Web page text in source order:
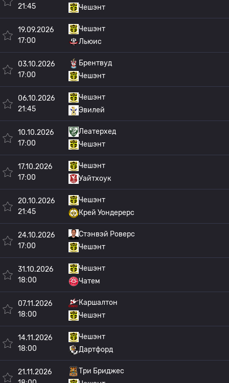
21:45 Чешэнт
19.09.2026
17:00
Чешэнт
Льюис
03.10.2026
17:00
Брентвуд
Чешэнт
06.10.2026
21:45
Чешэнт
Эвилей
10.10.2026
17:00
Леатерхед
Чешэнт
17.10.2026
17:00
Чешэнт
Уайтхоук
20.10.2026
21:45
Чешэнт
Крей Уондерерс
24.10.2026
17:00
Стэнвэй Роверс
Чешэнт
31.10.2026
18:00
Чешэнт
Чатем
07.11.2026
18:00
Каршалтон
Чешэнт
14.11.2026
18:00
Чешэнт
Дартфорд
21.11.2026
Три Бриджес